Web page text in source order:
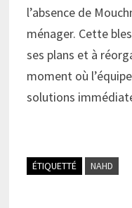
l’absence de
ménager. Cette
ses plans et à
moment où
solutions
ÉTIQUETTÉ NAHD